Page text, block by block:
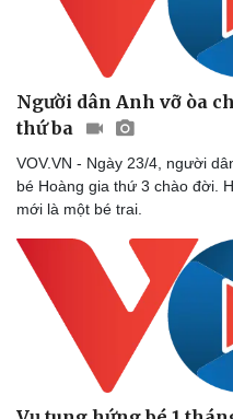
Người dân Anh vỡ òa
thứ ba
VOV.VN - Ngày 23/4, người
bé Hoàng gia thứ 3 chào đời.
mới là một bé trai.